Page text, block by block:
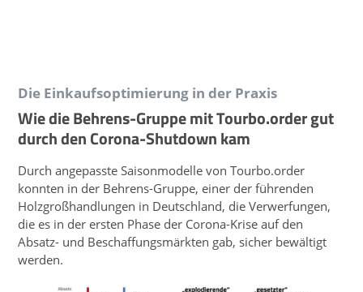
Die Einkaufsoptimierung in der Praxis
Wie die Behrens-Gruppe mit Tourbo.order gut
durch den Corona-Shutdown kam
Durch angepasste Saisonmodelle von Tourbo.order
konnten in der Behrens-Gruppe, einer der führenden
Holzgroßhandlungen in Deutschland, die Verwerfungen,
die es in der ersten Phase der Corona-Krise auf den
Absatz- und Beschaffungsmärkten gab, sicher bewältigt
werden.